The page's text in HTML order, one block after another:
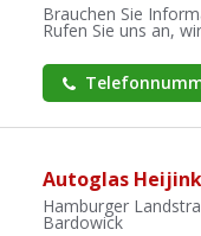
Brauchen Sie
Rufen Sie uns an,
Autoglas Heijink
Hamburger
Bardowick